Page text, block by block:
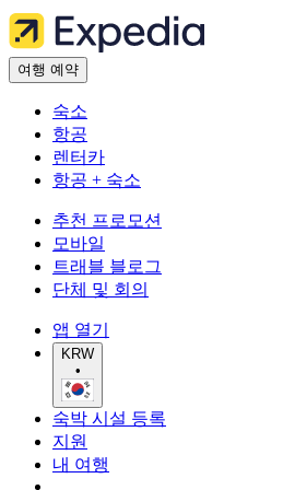
여행 예약
숙소
항공
렌터카
항공 + 숙소
추천 프로모션
모바일
트래블 블로그
단체 및 회의
앱 열기
KRW
•
숙박 시설 등록
지원
내 여행